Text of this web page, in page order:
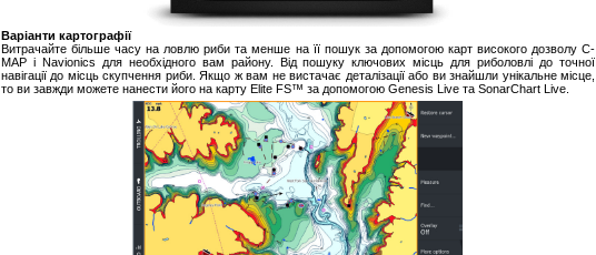
Варіанти картографії
Витрачайте більше часу на ловлю риби та менше на її пошук за допомогою карт високого дозволу C-
MAP і Navionics для необхідного вам району. Від пошуку ключових місць для риболовлі до точної
навігації до місць скупчення риби. Якщо ж вам не вистачає деталізації або ви знайшли унікальне місце,
то ви завжди можете нанести його на карту Elite FS™ за допомогою Genesis Live та SonarChart Live.